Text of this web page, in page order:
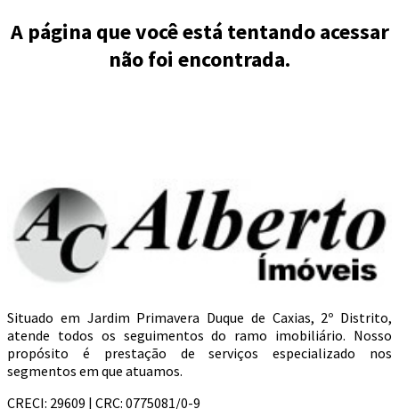
A página que você está tentando acessar
não foi encontrada.
Situado em Jardim Primavera Duque de Caxias, 2º Distrito,
atende todos os seguimentos do ramo imobiliário. Nosso
propósito é prestação de serviços especializado nos
segmentos em que atuamos.
CRECI: 29609 | CRC: 0775081/0-9